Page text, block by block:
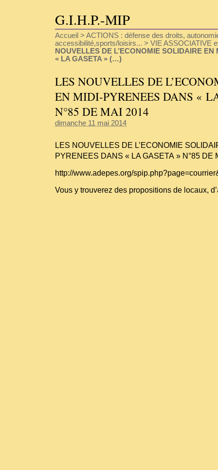
G.I.H.P.-MIP
Accueil > ACTIONS : défense des droits,
accessibilité,sports/loisirs... > VIE ASSOCIATIVE
NOUVELLES DE L’ECONOMIE SOLIDAIRE
« LA GASETA » (…)
LES NOUVELLES DE
EN MIDI-PYRENEES DANS «
N°85 DE MAI 2014
dimanche 11 mai 2014
LES NOUVELLES DE L’ECONOMIE
PYRENEES DANS « LA GASETA » N°85 DE
http://www.adepes.org/
Vous y trouverez des propositions de locaux,